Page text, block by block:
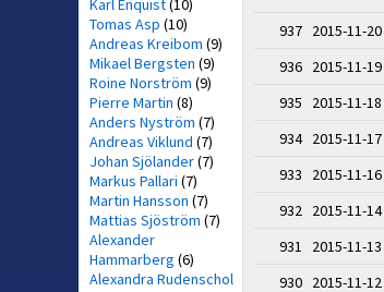
Karl Enquist(10)
Tomas Asp (10)
Andreas Kreibom (9)
Mikael Bergsten (9)
Roine Norström (9)
Pierre Martin (8)
Anders Nyström (7)
Andreas Viklund (7)
Johan Sjölander(7)
Markus Pallari (7)
Martin Hansson (7)
Mattias Sjöström (7)
Alexander
Hammarberg (6)
Alexandra Rudenschol
937 2015-11-20
936 2015-11-19
935 2015-11-18
934 2015-11-17
933 2015-11-16
932 2015-11-14
931 2015-11-13
930 2015-11-12